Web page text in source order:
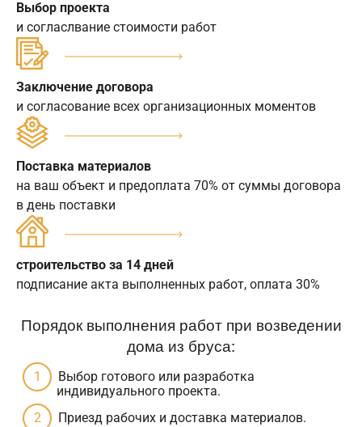
Выбор проекта
и согласлвание стоимости работ
Заключение договора
и согласование всех организационных моментов
Поставка материалов
на ваш объект и предоплата 70% от суммы договора
в день поставки
строительство за 14 дней
подписание акта выполненных работ, оплата 30%
Порядок выполнения работ при возведении
дома из бруса:
Выбор готового или разработка
индивидуального проекта.
Приезд рабочих и доставка материалов.